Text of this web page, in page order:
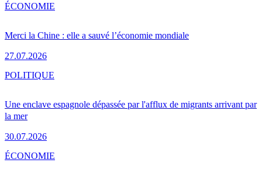
Merci la Chine : elle a sauvé l’économie mondiale
27.07.2026
ÉCONOMIE
Une enclave espagnole dépassée par l'afflux de migrants arrivant par
la mer
30.07.2026
POLITIQUE
ÉCONOMIE